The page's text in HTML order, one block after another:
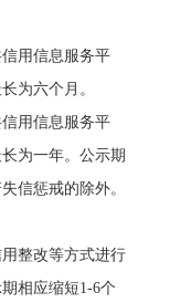
用信息服务平
为六个月。
用信息服务平
为一年。公示期
信惩戒的除外。
整改等方式进行
相应缩短1-6个